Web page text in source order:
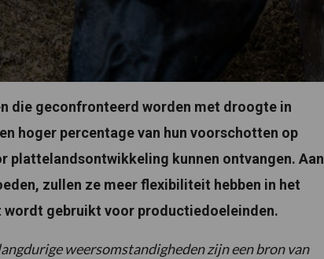
die geconfronteerd worden met droogte in
hoger percentage van hun voorschotten op
plattelandsontwikkeling kunnen ontvangen. Aan
zullen ze meer flexibiliteit hebben in het
gebruikt voor productiedoeleinden.
weersomstandigheden zijn een bron van